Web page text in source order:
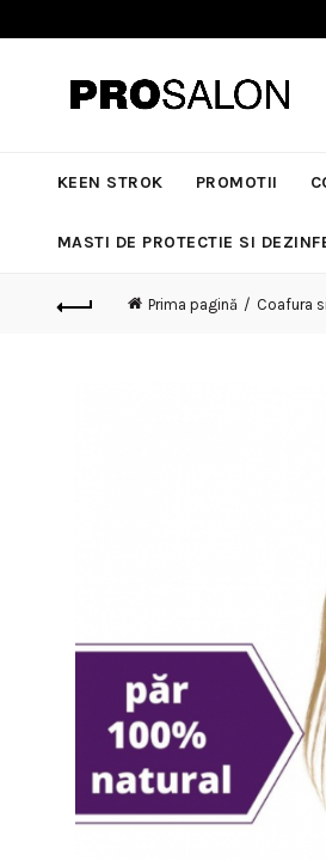
KEEN STROK PROMOTII
MASTI DE PROTECTIE SI
Prima pagină Coafura